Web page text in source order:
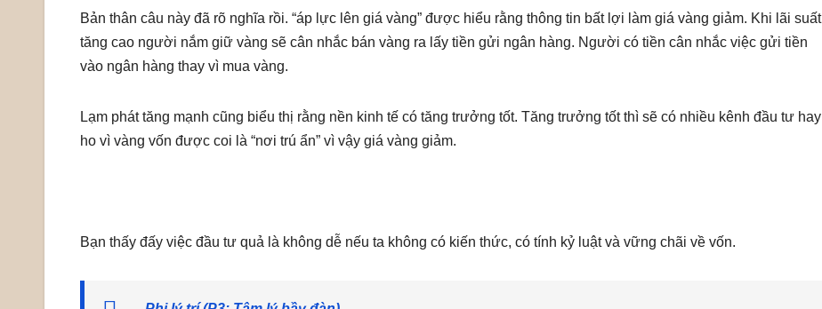
Bản thân câu này đã rõ nghĩa rồi. “áp lực lên giá vàng” được hiểu rằng thông tin bất lợi làm giá vàng giảm. Khi lãi suất
tăng cao người nắm giữ vàng sẽ cân nhắc bán vàng ra lấy tiền gửi ngân hàng. Người có tiền cân nhắc việc gửi tiền
vào ngân hàng thay vì mua vàng.
Lạm phát tăng mạnh cũng biểu thị rằng nền kinh tế có tăng trưởng tốt. Tăng trưởng tốt thì sẽ có nhiều kênh đầu tư hay
ho vì vàng vốn được coi là “nơi trú ẩn” vì vậy giá vàng giảm.
Bạn thấy đấy việc đầu tư quả là không dễ nếu ta không có kiến thức, có tính kỷ luật và vững chãi về vốn.